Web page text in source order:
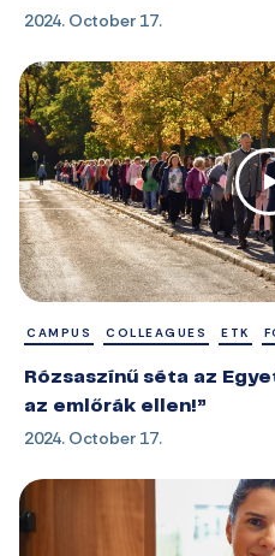
2024. October 17.
CAMPUS COLLEAGUES ETK
Rózsaszínű séta az
az emlőrák ellen!”
2024. October 17.